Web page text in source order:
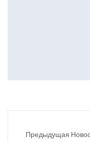
Предыдущая